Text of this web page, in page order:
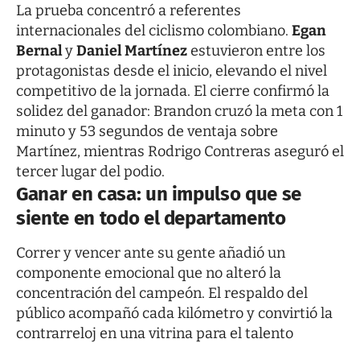
La prueba concentró a referentes
internacionales del ciclismo colombiano. Egan
BernalyDaniel Martínezestuvieron entre los
protagonistas desde el inicio, elevando el nivel
competitivo de la jornada. El cierre confirmó la
solidez del ganador: Brandon cruzó la meta con 1
minuto y 53 segundos de ventaja sobre
Martínez, mientras Rodrigo Contreras aseguró el
tercer lugar del podio.
Ganar en casa: un impulso que se
siente en todo el departamento
Correr y vencer ante su gente añadió un
componente emocional que no alteró la
concentración del campeón. El respaldo del
público acompañó cada kilómetro y convirtió la
contrarreloj en una vitrina para el talento